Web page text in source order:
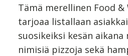
Tämä merellinen Food
tarjoaa listallaan
suosikeiksi kesän
nimisiä pizzoja sekä